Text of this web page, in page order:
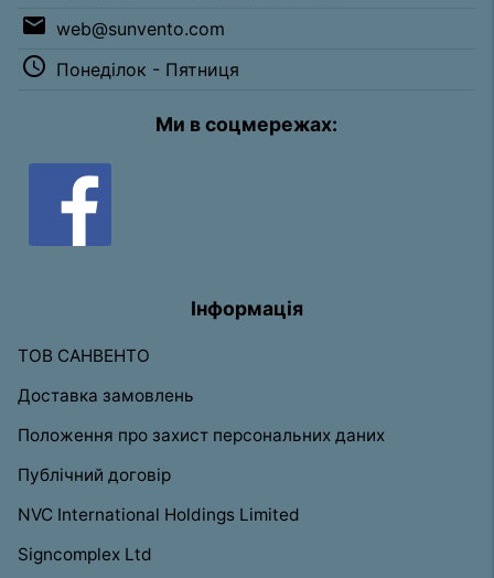
email web@sunvento.com
access_time Понеділок - Пятниця
Ми в соцмережах:
Інформація
ТОВ САНВЕНТО
Доставка замовлень
Положення про захист персональних даних
Публічний договір
NVC International Holdings Limited
Signcomplex Ltd